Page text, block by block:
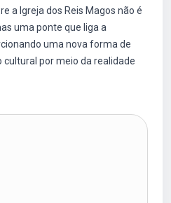
a Igreja dos Reis Magos não é
uma ponte que liga a
uma nova forma de
por meio da realidade